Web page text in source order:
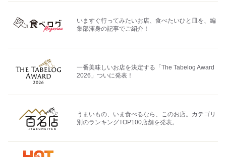
いますぐ行ってみたいお店、食べたいひと皿を、編
集部渾身の記事でご紹介！
一番美味しいお店を決定する「The Tabelog Award
2026」ついに発表！
うまいもの、いま食べるなら、このお店。カテゴリ
別のランキングTOP100店舗を発表。